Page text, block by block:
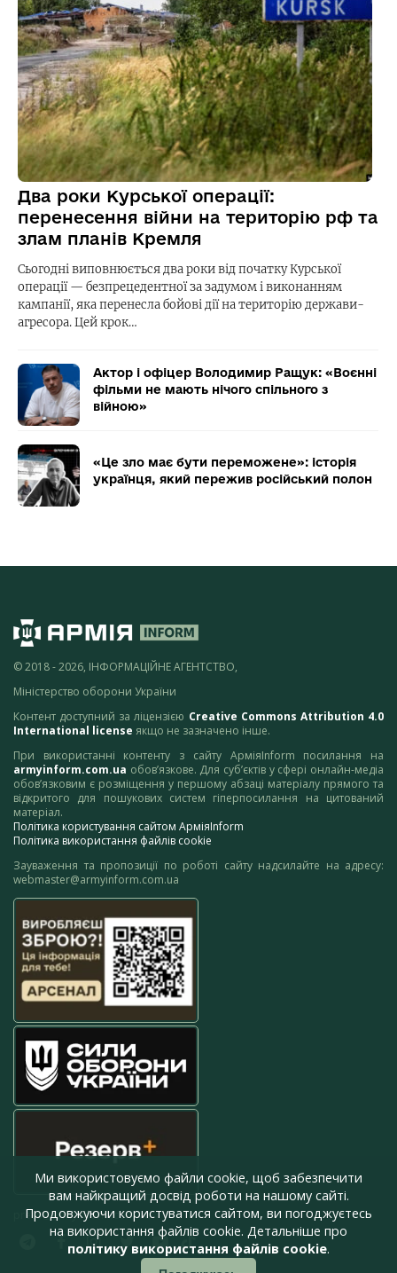
Два роки Курської операції:
перенесення війни на територію рф та
злам планів Кремля
Сьогодні виповнюється два роки від початку Курської
операції — безпрецедентної за задумом і виконанням
кампанії, яка перенесла бойові дії на територію держави-
агресора. Цей крок…
Актор і офіцер Володимир Ращук: «Воєнні
фільми не мають нічого спільного з
війною»
«Це зло має бути переможене»: історія
українця, який пережив російський полон
© 2018 - 2026, ІНФОРМАЦІЙНЕ АГЕНТСТВО,
Міністерство оборони України
Контент доступний за ліцензією Creative Commons Attribution 4.0
International license якщо не зазначено інше.
При використанні контенту з сайту АрміяInform посилання на
armyinform.com.ua обов’язкове. Для суб’єктів у сфері онлайн-медіа
обов’язковим є розміщення у першому абзаці матеріалу прямого та
відкритого для пошукових систем гіперпосилання на цитований
матеріал.
Політика користування сайтом АрміяInform
Політика використання файлів cookie
Зауваження та пропозиції по роботі сайту надсилайте на адресу:
webmaster@armyinform.com.ua
press@armyinform.com.ua
Ми використовуємо файли cookie, щоб забезпечити
вам найкращий досвід роботи на нашому сайті.
Продовжуючи користуватися сайтом, ви погоджуєтесь
на використання файлів cookie. Детальніше про
політику використання файлів cookie.